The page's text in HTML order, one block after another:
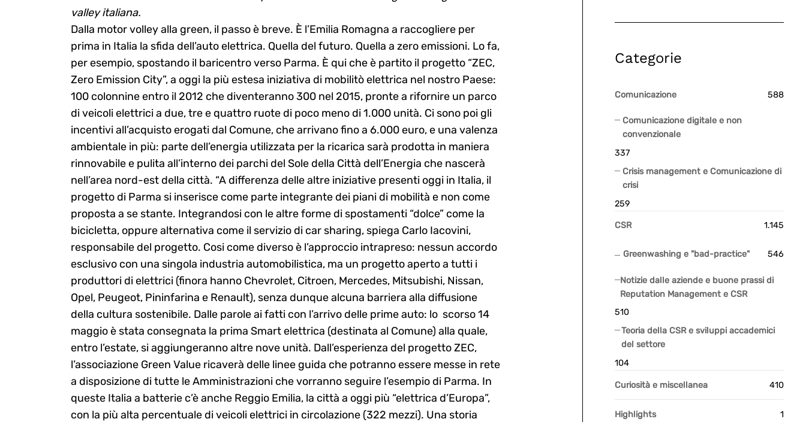
valley italiana.
Dalla motor volley alla green, il passo è breve. È l’Emilia Romagna a raccogliere per
prima in Italia la sfida dell’auto elettrica. Quella del futuro. Quella a zero emissioni. Lo fa,
per esempio, spostando il baricentro verso Parma. È qui che è partito il progetto “ZEC,
Zero Emission City”, a oggi la più estesa iniziativa di mobilitò elettrica nel nostro Paese:
100 colonnine entro il 2012 che diventeranno 300 nel 2015, pronte a rifornire un parco
di veicoli elettrici a due, tre e quattro ruote di poco meno di 1.000 unità. Ci sono poi gli
incentivi all’acquisto erogati dal Comune, che arrivano fino a 6.000 euro, e una valenza
ambientale in più: parte dell’energia utilizzata per la ricarica sarà prodotta in maniera
rinnovabile e pulita all’interno dei parchi del Sole della Città dell’Energia che nascerà
nell’area nord-est della città. “A differenza delle altre iniziative presenti oggi in Italia, il
progetto di Parma si inserisce come parte integrante dei piani di mobilità e non come
proposta a se stante. Integrandosi con le altre forme di spostamenti “dolce” come la
bicicletta, oppure alternativa come il servizio di car sharing, spiega Carlo Iacovini,
responsabile del progetto. Cosi come diverso è l’approccio intrapreso: nessun accordo
esclusivo con una singola industria automobilistica, ma un progetto aperto a tutti i
produttori di elettrici (finora hanno Chevrolet, Citroen, Mercedes, Mitsubishi, Nissan,
Opel, Peugeot, Pininfarina e Renault), senza dunque alcuna barriera alla diffusione
della cultura sostenibile. Dalle parole ai fatti con l’arrivo delle prime auto: lo scorso 14
maggio è stata consegnata la prima Smart elettrica (destinata al Comune) alla quale,
entro l’estate, si aggiungeranno altre nove unità. Dall’esperienza del progetto ZEC,
l’associazione Green Value ricaverà delle linee guida che potranno essere messe in rete
a disposizione di tutte le Amministrazioni che vorranno seguire l’esempio di Parma. In
queste Italia a batterie c’è anche Reggio Emilia, la città a oggi più “elettrica d’Europa”,
con la più alta percentuale di veicoli elettrici in circolazione (322 mezzi). Una storia
Categorie
Comunicazione 588
Comunicazione digitale e non
convenzionale
337
Crisis management e Comunicazione di
crisi
259
CSR 1.145
Greenwashing e "bad-practice" 546
Notizie dalle aziende e buone prassi di
Reputation Management e CSR
510
Teoria della CSR e sviluppi accademici
del settore
104
Curiosità e miscellanea 410
Highlights 1